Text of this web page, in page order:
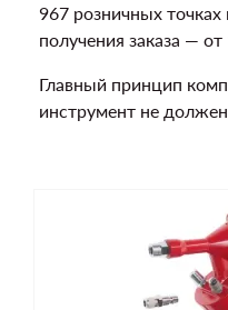
967 розничных
получения заказа — от
Главный принцип
инструмент не